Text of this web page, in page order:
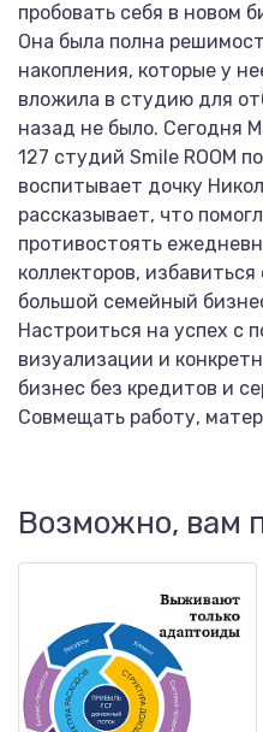
пробовать себя в новом
Она была полна
накопления, которые у
вложила в студию для
назад не было. Сегодня
127 студий Smile ROOM
воспитывает дочку
рассказывает, что
противостоять
коллекторов,
большой семейный
Настроиться на успех с
визуализации и
бизнес без кредитов и
Совмещать работу,
Возможно, вам